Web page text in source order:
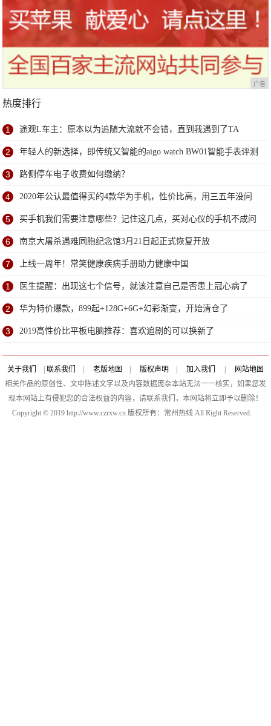
广告
热度排行
1 途观L车主：原本以为追随大流就不会错，直到我遇到了TA
2 年轻人的新选择，即传统又智能的aigo watch BW01智能手表评测
3 路侧停车电子收费如何缴纳？
4 2020年公认最值得买的4款华为手机，性价比高，用三五年没问
题
5 买手机我们需要注意哪些？记住这几点，买对心仪的手机不成问
题
6 南京大屠杀遇难同胞纪念馆3月21日起正式恢复开放
7 上线一周年！常笑健康疾病手册助力健康中国
1 医生提醒：出现这七个信号，就该注意自己是否患上冠心病了
2 华为特价爆款，899起+128G+6G+幻彩渐变，开始清仓了
3 2019高性价比平板电脑推荐：喜欢追剧的可以换新了
关于我们 联系我们 老版地图 版权声明 加入我们
网站地图
相关作品的原创性、文中陈述文字以及内容数据庞杂本站无法一一核实，如果您发
现本网站上有侵犯您的合法权益的内容，请联系我们，本网站将立即予以删除！
Copyright © 2019 http://www.czrxw.cn 版权所有：常州热线 All Right Reserved.